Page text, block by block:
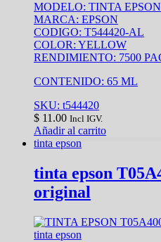
MODELO: TINTA
MARCA: EPSON
CODIGO: T544420-AL
COLOR: YELLOW
RENDIMIENTO: 7500
CONTENIDO: 65 ML
SKU: t544420
$ 11.00 Incl IGV.
Añadir al carrito
tinta epson
tinta epson
original
tinta epson